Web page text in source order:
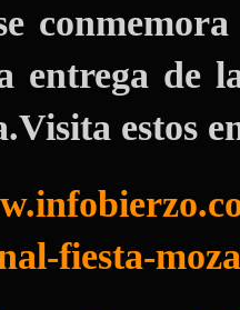
entrega de
estos
fiesta-